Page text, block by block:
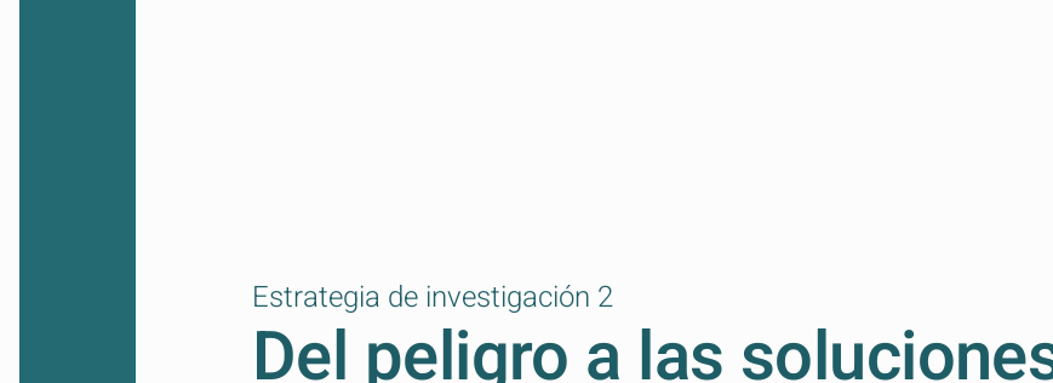
Estrategia de investigación 2
Del peligro a las